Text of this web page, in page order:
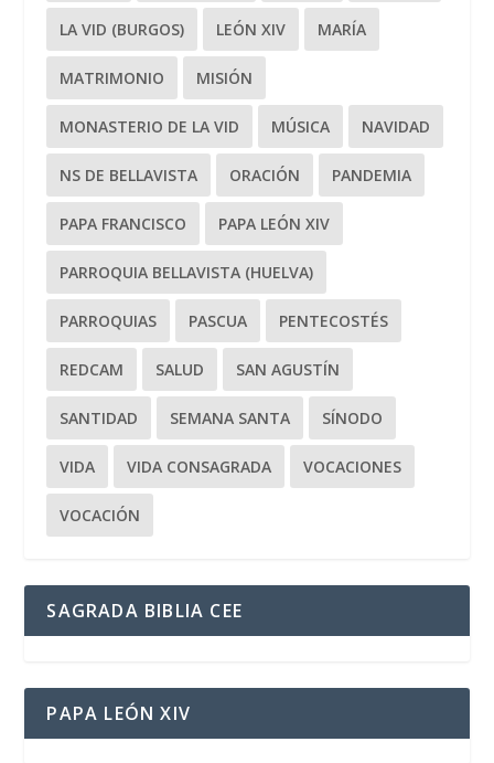
LA VID (BURGOS) LEÓN XIV MARÍA
MATRIMONIO MISIÓN
MONASTERIO DE LA VID MÚSICA NAVIDAD
NS DE BELLAVISTA ORACIÓN PANDEMIA
PAPA FRANCISCO PAPA LEÓN XIV
PARROQUIA BELLAVISTA (HUELVA)
PARROQUIAS PASCUA PENTECOSTÉS
REDCAM SALUD SAN AGUSTÍN
SANTIDAD SEMANA SANTA SÍNODO
VIDA VIDA CONSAGRADA VOCACIONES
VOCACIÓN
SAGRADA BIBLIA CEE
PAPA LEÓN XIV